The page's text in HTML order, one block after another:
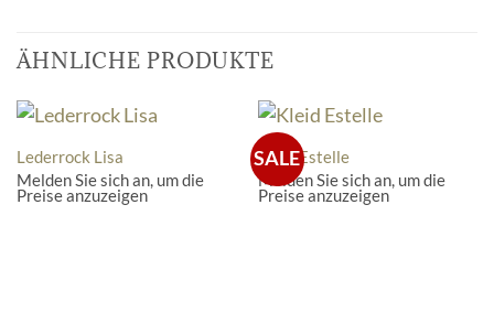
ÄHNLICHE PRODUKTE
Lederrock Lisa
Melden Sie sich an, um die
Preise anzuzeigen
SALE
Kleid Estelle
Melden Sie sich an, um die
Preise anzuzeigen